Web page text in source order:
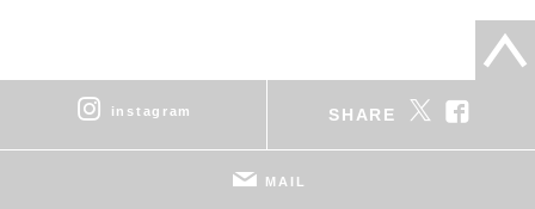
instagram SHARE
MAIL